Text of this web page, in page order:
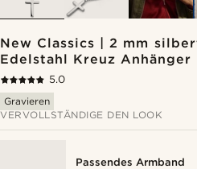
New Classics | 2 mm
Edelstahl Kreuz Anhänger
5.0
Gravieren
VERVOLLSTÄNDIGE DEN LOOK
Passendes Armband